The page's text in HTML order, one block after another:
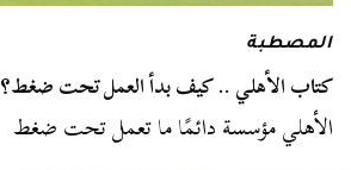
المصطبة
كتاب الأهلي .. كيف بدأ العمل تحت ضغط؟
الأهلي مؤسسة دائمًا ما تعمل تحت ضغط